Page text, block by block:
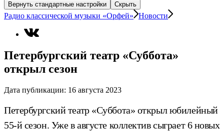
Вернуть стандартные настройки
Скрыть
Радио классической музыки «Орфей» Новости
Петербургский театр «Суббота»
открыл сезон
Дата публикации: 16 августа 2023
Петербургский театр «Суббота» открыл юбилейный
55-й сезон. Уже в августе коллектив сыграет 6 новых